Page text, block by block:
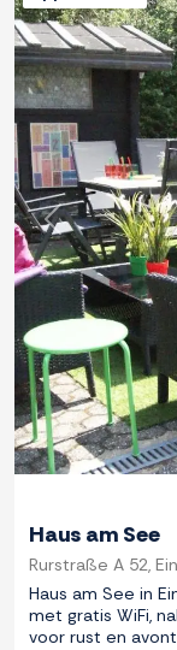
Previous
Haus am See
Rurstraße A 52,
Haus am See in
met gratis WiFi,
voor rust en